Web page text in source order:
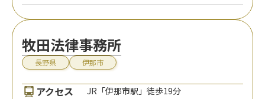
牧田法律事務所
長野県 伊那市
アクセス JR「伊那市駅」徒歩19分